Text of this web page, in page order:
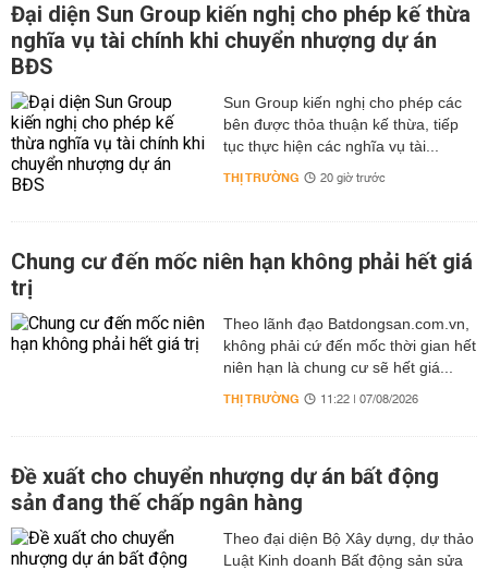
Đại diện Sun Group kiến nghị cho phép kế thừa
nghĩa vụ tài chính khi chuyển nhượng dự án
BĐS
Sun Group kiến nghị cho phép các
bên được thỏa thuận kế thừa, tiếp
tục thực hiện các nghĩa vụ tài...
THỊ TRƯỜNG 20 giờ trước
Chung cư đến mốc niên hạn không phải hết giá
trị
Theo lãnh đạo Batdongsan.com.vn,
không phải cứ đến mốc thời gian hết
niên hạn là chung cư sẽ hết giá...
THỊ TRƯỜNG 11:22 | 07/08/2026
Đề xuất cho chuyển nhượng dự án bất động
sản đang thế chấp ngân hàng
Theo đại diện Bộ Xây dựng, dự thảo
Luật Kinh doanh Bất động sản sửa